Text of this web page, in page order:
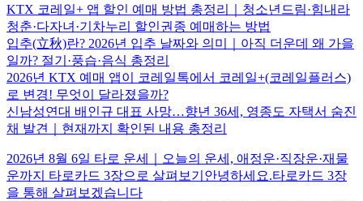
KTX 코레일+ 앱 할인 예매 방법 총정리｜청소년드림·힘내라
청춘·다자녀·기차누리 할인권종 예매하는 방법
입추(立秋)란? 2026년 입추 날짜와 의미｜아직 더운데 왜 가을
일까? 절기·풍습·음식 총정리
2026년 KTX 예매 앱이 코레일톡에서 코레일+(코레일플러스)
로 변경! 무엇이 달라졌을까?
신남성연대 배인규 대표 사망…향년 36세, 영종도 자택서 숨진
채 발견｜현재까지 확인된 내용 총정리
2026년 8월 6일 타로 운세｜오늘의 운세, 애정운·직장운·재물
운까지 타로카드 3장으로 살펴보기안녕하세요.타로카드 3장
을 통해 살펴보겠습니다